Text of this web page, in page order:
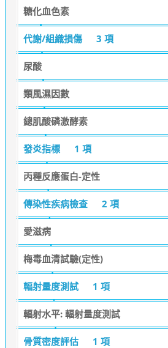
糖化血色素
代謝/組織損傷 3 項
尿酸
類風濕因數
總肌酸磷激酵素
發炎指標 1 項
丙種反應蛋白-定性
傳染性疾病檢查 2 項
愛滋病
梅毒血清試驗(定性)
輻射量度測試 1 項
輻射水平: 輻射量度測試
骨質密度評估 1 項